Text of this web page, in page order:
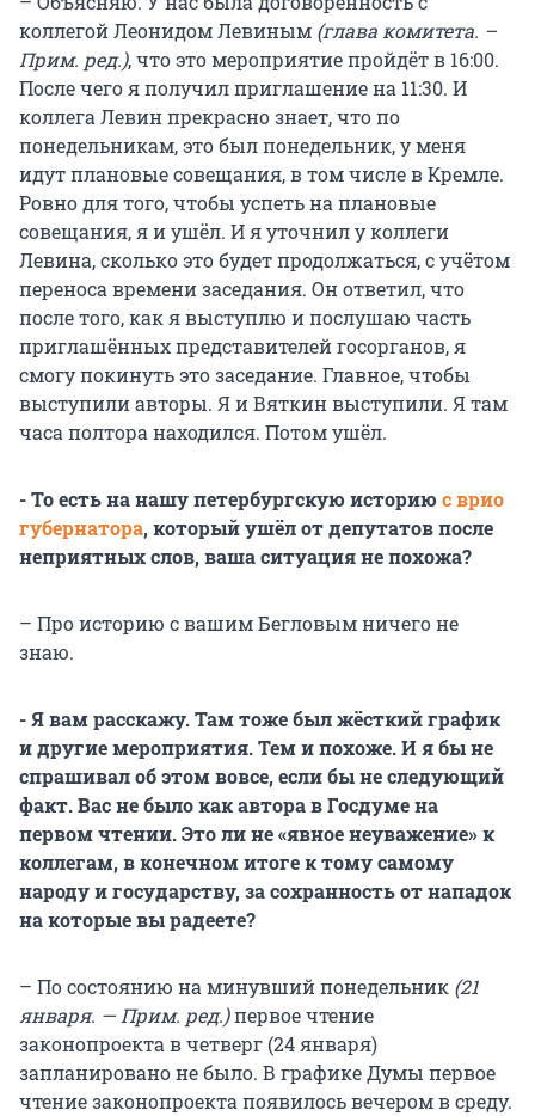
коллегой Леонидом Левиным (глава комитета. –
Прим. ред.), что это мероприятие пройдёт в 16:00.
После чего я получил приглашение на 11:30. И
коллега Левин прекрасно знает, что по
понедельникам, это был понедельник, у меня
идут плановые совещания, в том числе в Кремле.
Ровно для того, чтобы успеть на плановые
совещания, я и ушёл. И я уточнил у коллеги
Левина, сколько это будет продолжаться, с учётом
переноса времени заседания. Он ответил, что
после того, как я выступлю и послушаю часть
приглашённых представителей госорганов, я
смогу покинуть это заседание. Главное, чтобы
выступили авторы. Я и Вяткин выступили. Я там
часа полтора находился. Потом ушёл.
- То есть на нашу петербургскую историюс врио
губернатора, который ушёл от депутатов после
неприятных слов, ваша ситуация не похожа?
– Про историю с вашим Бегловым ничего не
знаю.
- Я вам расскажу. Там тоже был жёсткий график
и другие мероприятия. Тем и похоже. И я бы не
спрашивал об этом вовсе, если бы не следующий
факт. Вас не было как автора в Госдуме на
первом чтении. Это ли не «явное неуважение» к
коллегам, в конечном итоге к тому самому
народу и государству, за сохранность от нападок
на которые вы радеете?
– По состоянию на минувший понедельник (21
января. — Прим. ред.)первое чтение
законопроекта в четверг (24 января)
запланировано не было. В графике Думы первое
чтение законопроекта появилось вечером в среду.